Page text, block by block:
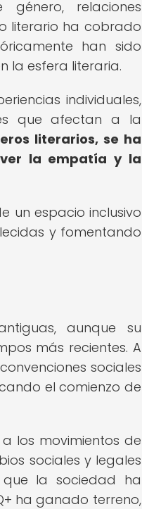
relaciones
literario ha cobrado
han sido
la esfera literaria.
individuales,
que afectan a la
literarios, se ha
la empatía y la
un espacio inclusivo
y fomentando
aunque su
más recientes. A
sociales
el comienzo de
los movimientos de
sociales y legales
la sociedad ha
ha ganado terreno,